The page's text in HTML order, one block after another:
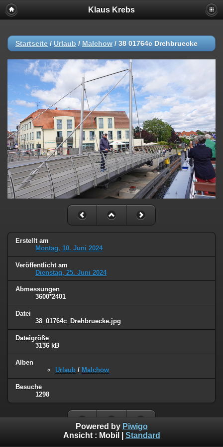
Klaus Krebs
Startseite / Urlaub / Malchow / 38 01764c Drehbruecke
Erstellt am
Montag, 10. Juni 2024
Veröffentlicht am
Dienstag, 25. Juni 2024
Abmessungen
3600*2401
Datei
38_01764c_Drehbruecke.jpg
Dateigröße
3136 kB
Alben
Urlaub / Malchow
Besuche
1298
Powered by Piwigo
Ansicht : Mobil Standard